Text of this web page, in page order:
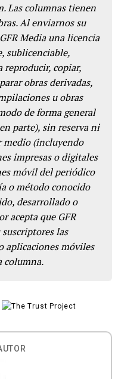
Las columnas tienen
Al enviarnos su
Media una licencia
sublicenciable,
reproducir, copiar,
obras derivadas,
u obras
de forma general
parte), sin reserva ni
(incluyendo
impresas o digitales
móvil del periódico
o método conocido
desarrollado o
acepta que GFR
las
aplicaciones móviles
columna.